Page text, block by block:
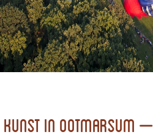
Kunst in Ootmarsum